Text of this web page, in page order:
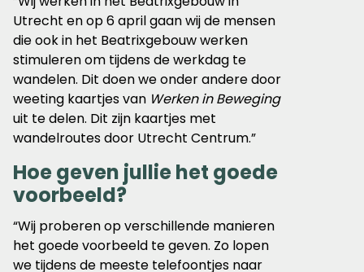
Utrecht en op 6 april gaan wij de mensen
die ook in het Beatrixgebouw werken
stimuleren om tijdens de werkdag te
wandelen. Dit doen we onder andere door
weeting kaartjes van Werken in Beweging
uit te delen. Dit zijn kaartjes met
wandelroutes door Utrecht Centrum.”
Hoe geven jullie het goede
voorbeeld?
“Wij proberen op verschillende manieren
het goede voorbeeld te geven. Zo lopen
we tijdens de meeste telefoontjes naar